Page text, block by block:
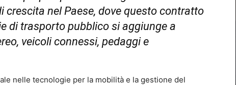
crescita nel Paese, dove questo contratto
di trasporto pubblico si aggiunge a
veicoli connessi, pedaggi e
nelle tecnologie per la mobilità e la gestione del